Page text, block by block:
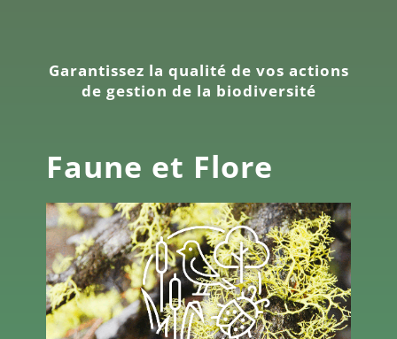
Garantissez la qualité de vos actions
de gestion de la biodiversité
Faune et Flore